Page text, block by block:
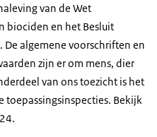
van de Wet
biociden en het Besluit
algemene voorschriften en
zijn er om mens, dier
van ons toezicht is het
Bekijk